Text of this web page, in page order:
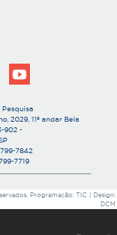
Pesquisa
2029, 11º andar Bela
902 -
7842
7719
Programação: TIC | Design:
DCM